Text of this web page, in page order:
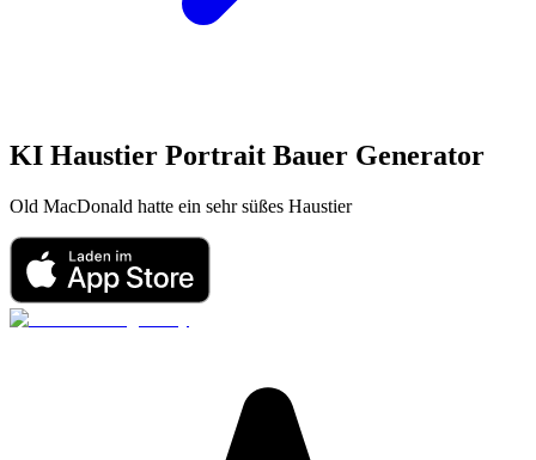
KI Haustier Portrait Bauer Generator
Old MacDonald hatte ein sehr süßes Haustier